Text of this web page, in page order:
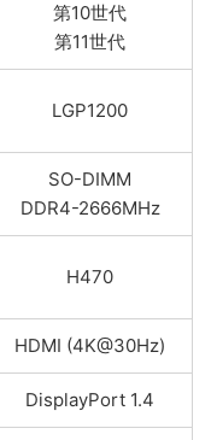
第10世代
第11世代
LGP1200
SO-DIMM
DDR4-2666MHz
H470
HDMI (4K@30Hz)
DisplayPort 1.4